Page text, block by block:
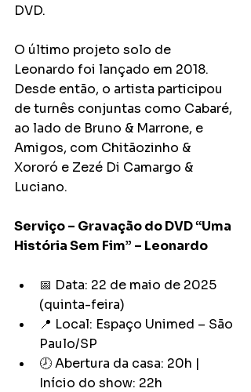
DVD.
O último projeto solo de
Leonardo foi lançado em 2018.
Desde então, o artista participou
de turnês conjuntas como Cabaré,
ao lado de Bruno & Marrone, e
Amigos, com Chitãozinho &
Xororó e Zezé Di Camargo &
Luciano.
Serviço – Gravação do DVD “Uma
História Sem Fim” – Leonardo
📅 Data: 22 de maio de 2025
(quinta-feira)
📍 Local: Espaço Unimed – São
Paulo/SP
🕗 Abertura da casa: 20h |
Início do show: 22h